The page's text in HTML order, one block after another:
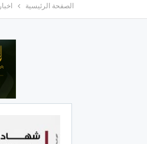
الصفحة الرئيسية اخبار